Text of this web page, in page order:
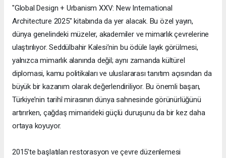
"Global Design + Urbanism XXV: New International
Architecture 2025" kitabında da yer alacak. Bu özel yayın,
dünya genelindeki müzeler, akademiler ve mimarlık çevrelerine
ulaştırılıyor. Seddülbahir Kalesi’nin bu ödüle layık görülmesi,
yalnızca mimarlık alanında değil; aynı zamanda kültürel
diplomasi, kamu politikaları ve uluslararası tanıtım açısından da
büyük bir kazanım olarak değerlendiriliyor. Bu önemli başarı,
Türkiye’nin tarihî mirasının dünya sahnesinde görünürlüğünü
artırırken, çağdaş mimarideki güçlü duruşunu da bir kez daha
ortaya koyuyor.
2015’te başlatılan restorasyon ve çevre düzenlemesi